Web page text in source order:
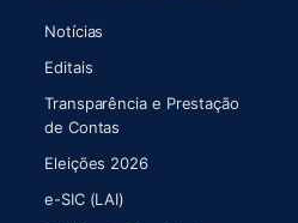
Notícias
Editais
Transparência e Prestação
de Contas
Eleições 2026
e-SIC (LAI)